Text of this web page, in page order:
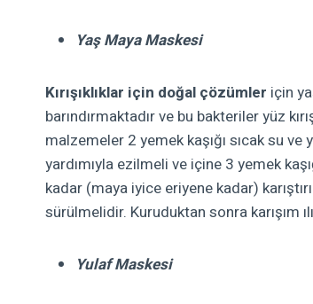
Yaş Maya Maskesi
Kırışıklıklar için doğal çözümler için
barındırmaktadır ve bu bakteriler yüz
malzemeler 2 yemek kaşığı sıcak su
yardımıyla ezilmeli ve içine 3 yemek
kadar (maya iyice eriyene kadar)
sürülmelidir. Kuruduktan sonra karışım
Yulaf Maskesi